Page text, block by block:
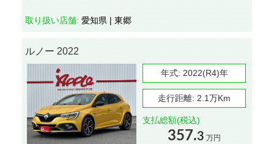
取り扱い店舗: 愛知県 | 東郷
ルノー 2022
年式: 2022(R4)年
走行距離: 2.1万Km
支払総額(税込)
357.3 万円